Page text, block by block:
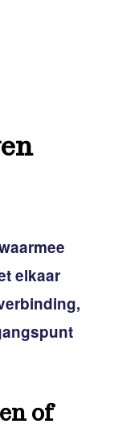
elkaar
of